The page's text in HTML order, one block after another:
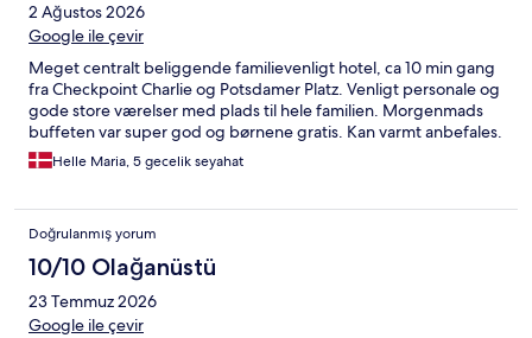
2 Ağustos 2026
Google ile çevir
Meget centralt beliggende familievenligt hotel, ca 10 min gang
fra Checkpoint Charlie og Potsdamer Platz. Venligt personale og
gode store værelser med plads til hele familien. Morgenmads
buffeten var super god og børnene gratis. Kan varmt anbefales.
Helle Maria, 5 gecelik seyahat
Doğrulanmış yorum
10/10 Olağanüstü
23 Temmuz 2026
Google ile çevir